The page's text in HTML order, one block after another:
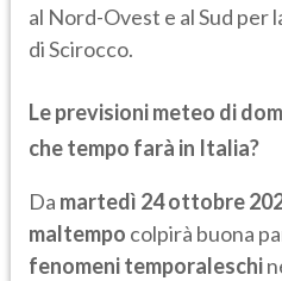
al Nord-Ovest e al Sud per
di Scirocco.
Le previsioni meteo di
che tempo farà in Italia?
Da martedì 24 ottobre
maltempo colpirà buona
fenomeni temporaleschi